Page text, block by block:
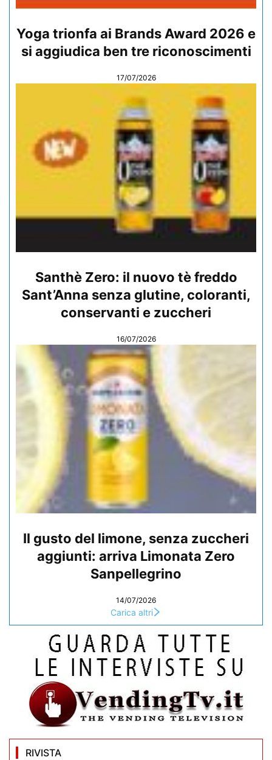
Yoga trionfa ai Brands Award 2026 e
si aggiudica ben tre riconoscimenti
17/07/2026
Santhè Zero: il nuovo tè freddo
Sant’Anna senza glutine, coloranti,
conservanti e zuccheri
16/07/2026
Il gusto del limone, senza zuccheri
aggiunti: arriva Limonata Zero
Sanpellegrino
14/07/2026
Carica altri
RIVISTA